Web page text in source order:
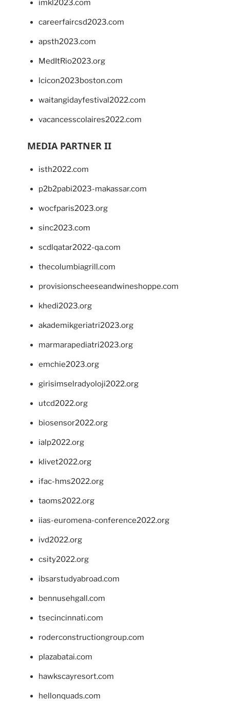
imkl2023.com
careerfaircsd2023.com
apsth2023.com
MedItRio2023.org
lcicon2023boston.com
waitangidayfestival2022.com
vacancesscolaires2022.com
MEDIA PARTNER II
isth2022.com
p2b2pabi2023-makassar.com
wocfparis2023.org
sinc2023.com
scdlqatar2022-qa.com
thecolumbiagrill.com
provisionscheeseandwineshoppe.com
khedi2023.org
akademikgeriatri2023.org
marmarapediatri2023.org
emchie2023.org
girisimselradyoloji2022.org
utcd2022.org
biosensor2022.org
ialp2022.org
klivet2022.org
ifac-hms2022.org
taoms2022.org
iias-euromena-conference2022.org
ivd2022.org
csity2022.org
ibsarstudyabroad.com
bennusehgall.com
tsecincinnati.com
roderconstructiongroup.com
plazabatai.com
hawkscayresort.com
hellonquads.com